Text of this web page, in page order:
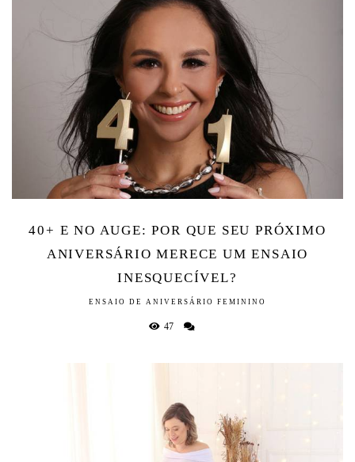
40+ E NO AUGE: POR QUE SEU PRÓXIMO
ANIVERSÁRIO MERECE UM ENSAIO
INESQUECÍVEL?
ENSAIO DE ANIVERSÁRIO FEMININO
47